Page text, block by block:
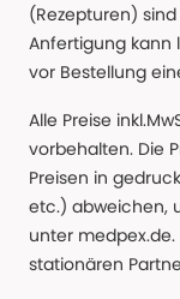
(Rezepturen)
Anfertigung kann
vor Bestellung
Alle Preise
vorbehalten. Die
Preisen in
etc.) abweichen,
unter
stationären